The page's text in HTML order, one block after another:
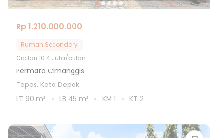
Rp 1.210.000.000
Rumah Secondary
Cicilan 10.4 Juta/bulan
Permata Cimanggis
Tapos, Kota Depok
LT 90 m² LB 45 m² KM 1 KT 2